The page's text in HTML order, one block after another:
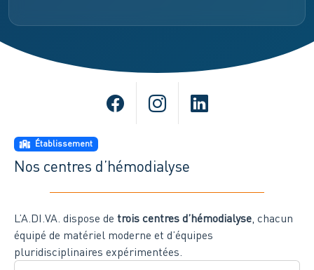
Établissement
Nos centres d’hémodialyse
L’A.DI.VA. dispose de trois centres d’hémodialyse , chacun
équipé de matériel moderne et d’équipes
pluridisciplinaires expérimentées.